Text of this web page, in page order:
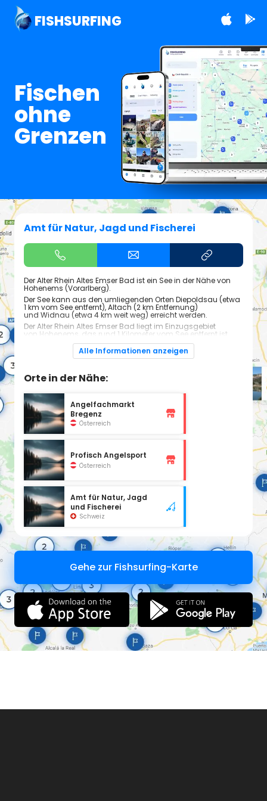
FISHSURFING
Fischen
ohne
Grenzen
Amt für Natur, Jagd und Fischerei
Der Alter Rhein Altes Emser Bad ist ein See in der Nähe von
Hohenems (Vorarlberg).
Der See kann aus den umliegenden Orten Diepoldsau (etwa
1 km vom See entfernt), Altach (2 km Entfernung)
und Widnau (etwa 4 km weit weg) erreicht werden.
Der Alter Rhein Altes Emser Bad liegt im Einzugsgebiet
von Hohenems, das rund 1 Kilometer vom See entfernt ist.
Alle Informationen anzeigen
Orte in der Nähe:
Angelfachmarkt
Bregenz
Österreich
Profisch Angelsport
Österreich
Amt für Natur, Jagd
und Fischerei
Schweiz
Gehe zur Fishsurfing-Karte